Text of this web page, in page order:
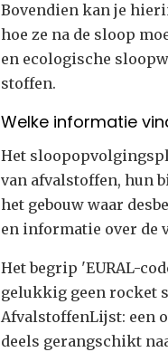
Bovendien kan je
hoe ze na de sloop
en ecologische
stoffen.
Welke informatie
Het
van afvalstoffen, hun
het gebouw waar
en informatie over de
Het begrip 'EURAL-
gelukkig geen rocket
AfvalstoffenLijst: een
deels gerangschikt